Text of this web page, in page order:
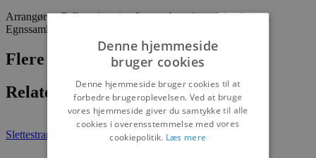
Arrangør er Folkeuniversitet Jammerbugt i samarbejde med
Egnssamlingen i Saltum.
Flere nyheder
Relaterede artikler
Slettestrand
Denne hjemmeside
bruger cookies
Denne hjemmeside bruger cookies til at
forbedre brugeroplevelsen. Ved at bruge
vores hjemmeside giver du samtykke til alle
cookies i overensstemmelse med vores
cookiepolitik. Læs mere